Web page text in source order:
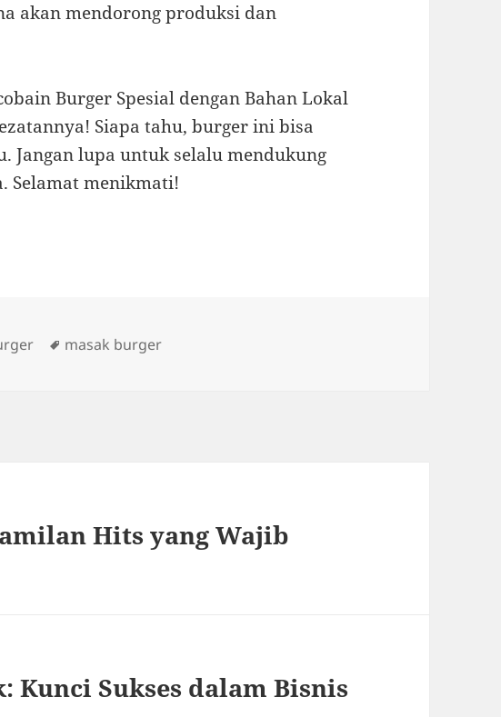
akan mendorong produksi dan
Burger Spesial dengan Bahan Lokal
Siapa tahu, burger ini bisa
Jangan lupa untuk selalu mendukung
Selamat menikmati!
Tags
masak burger
Hits yang Wajib
Kunci Sukses dalam Bisnis